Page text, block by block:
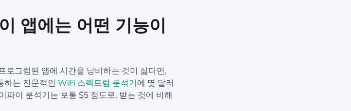
앱에는 어떤 기능이
로그램된 앱에 시간을 낭비하는 것이 싫다면,
하는 전문적인 WiFi 스펙트럼 분석기에 몇 달러
파이 분석기는 보통 $5 정도로, 받는 것에 비해